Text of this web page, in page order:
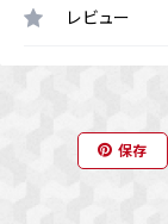
レビュー
保存